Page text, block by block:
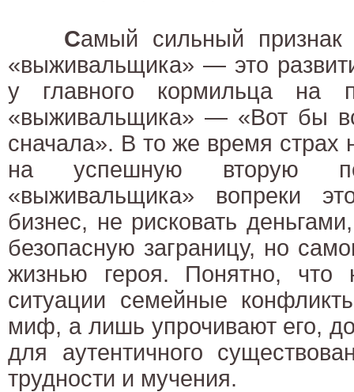
Самый сильный признак
«выживальщика» — это
у главного кормильца на
«выживальщика» — «Вот бы
сначала». В то же время страх
на успешную вторую
«выживальщика» вопреки
бизнес, не рисковать
безопасную заграницу, но
жизнью героя. Понятно, что
ситуации семейные
миф, а лишь упрочивают его,
для аутентичного
трудности и мучения.